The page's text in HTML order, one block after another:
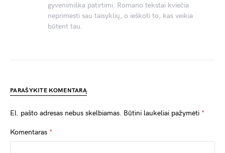
gyvenimiška patirtimi. Romano tekstai kviečia
neprimesti sau taisyklių, o ieškoti to, kas veikia
būtent tau.
PARAŠYKITE KOMENTARĄ
El. pašto adresas nebus skelbiamas. Būtini laukeliai pažymėti *
Komentaras *